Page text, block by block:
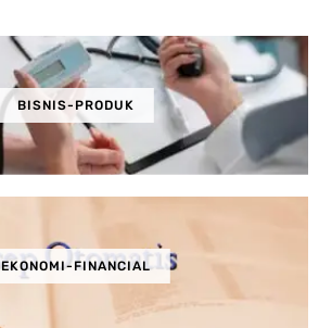
BISNIS-PRODUK
EKONOMI-FINANCIAL